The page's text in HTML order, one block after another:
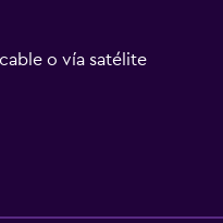
o vía satélite